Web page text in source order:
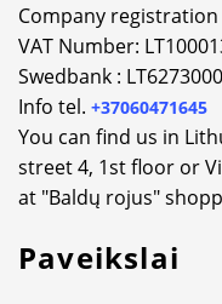
Company
VAT Number:
Swedbank :
Info tel. +37060471645
You can find us in
street 4, 1st floor or
at "Baldų rojus"
Paveikslai